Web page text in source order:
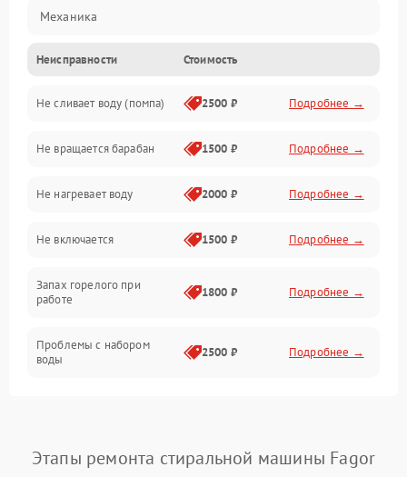
Механика
Электропитание
Водоснабжение
Слив
Программное обеспечение
Неисправности Стоимость
Не сливает воду (помпа) 2500 ₽ Подробнее →
Не вращается барабан 1500 ₽ Подробнее →
Не нагревает воду 2000 ₽ Подробнее →
Не включается 1500 ₽ Подробнее →
Запах горелого при
работе
1800 ₽ Подробнее →
Проблемы с набором
воды
2500 ₽ Подробнее →
Замена платы управления Подробнее →
Этапы ремонта стиральной машины Fagor